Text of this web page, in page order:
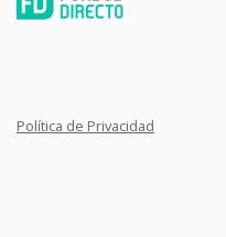
Política de Privacidad